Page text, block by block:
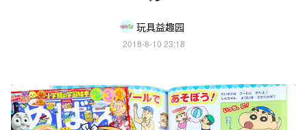
玩具益趣园
2018-8-10 23:18